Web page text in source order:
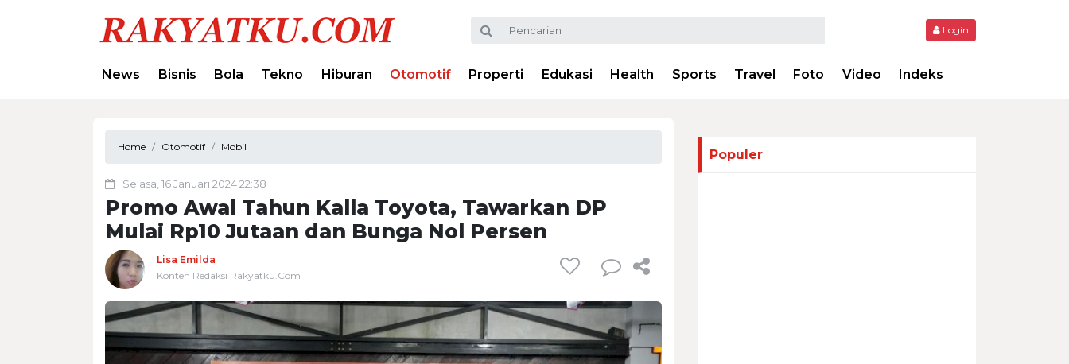
Login
News Bisnis Bola Tekno Hiburan Otomotif Properti Edukasi Health Sports Travel Foto Video Indeks
Home Otomotif Mobil
Selasa, 16 Januari 2024 22:38
Promo Awal Tahun Kalla Toyota, Tawarkan DP
Mulai Rp10 Jutaan dan Bunga Nol Persen
Lisa Emilda
Konten Redaksi Rakyatku.Com
Populer